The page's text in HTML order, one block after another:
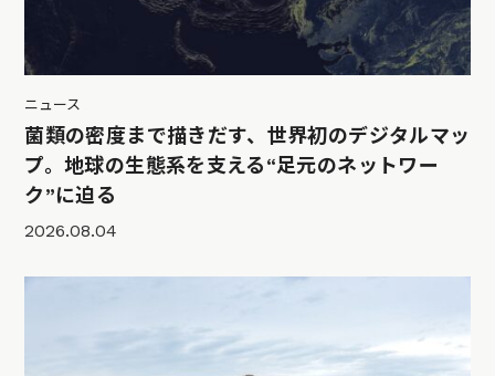
ニュース
菌類の密度まで描きだす、世界初のデジタルマッ
プ。地球の生態系を支える“足元のネットワー
ク”に迫る
2026.08.04